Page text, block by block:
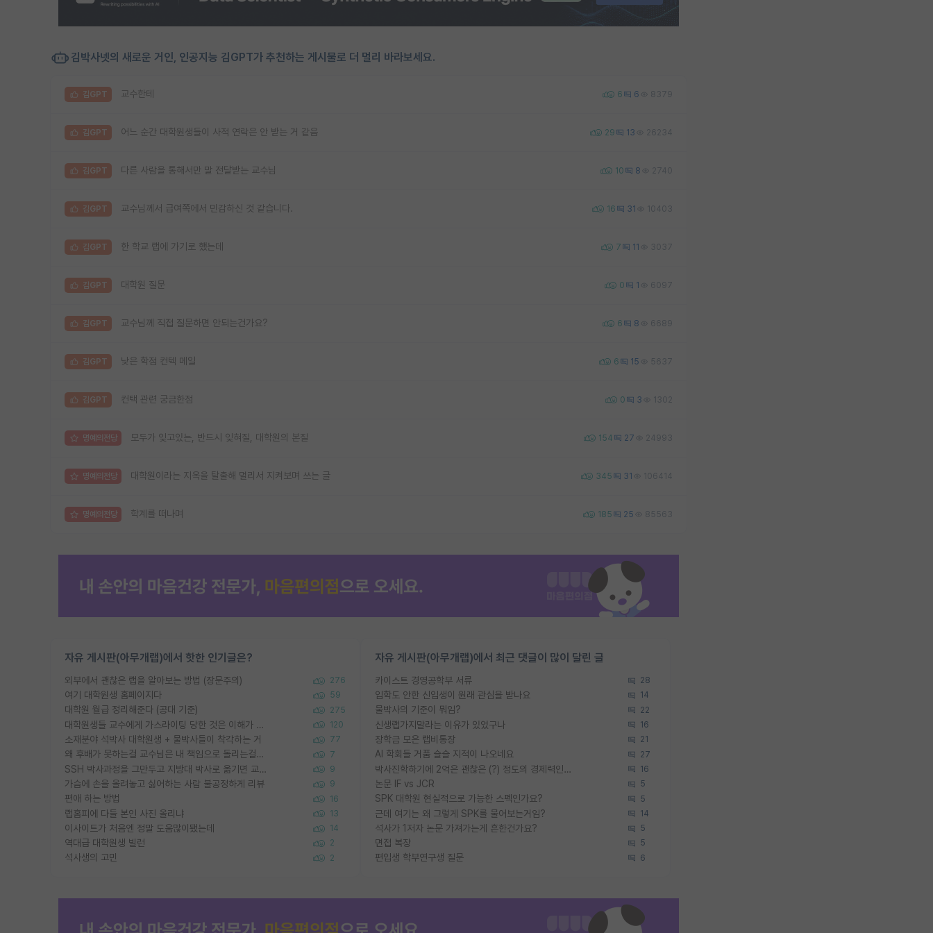
김박사넷의 새로운 거인, 인공지능 김GPT가 추천하는 게시물로 더 멀리 바라보세요.
김GPT 교수한테 6 6 8379
김GPT 어느 순간 대학원생들이 사적 연락은 안 받는 거 같음 29 13 26234
김GPT 다른 사람을 통해서만 말 전달받는 교수님 10 8 2740
김GPT 교수님께서 급여쪽에서 민감하신 것 같습니다. 16 31 10403
김GPT 한 학교 랩에 가기로 했는데 7 11 3037
김GPT 대학원 질문 0 1 6097
김GPT 교수님께 직접 질문하면 안되는건가요? 6 8 6689
김GPT 낮은 학점 컨텍 메일 6 15 5637
김GPT 컨택 관련 궁금한점 0 3 1302
명예의전당 모두가 잊고있는, 반드시 잊혀질, 대학원의 본질 154 27 24993
명예의전당 대학원이라는 지옥을 탈출해 멀리서 지켜보며 쓰는 글 345 31 106414
명예의전당 학계를 떠나며 185 25 85563
자유 게시판(아무개랩)에서 핫한 인기글은?
외부에서 괜찮은 랩을 알아보는 방법 (장문주의) 276
여기 대학원생 홈페이지다 59
대학원 월급 정리해준다 (공대 기준) 275
대학원생들 교수에게 가스라이팅 당한 것은 이해가 갑니다. 안타깝네요. 120
소재분야 석박사 대학원생 + 물박사들이 착각하는 거 77
왜 후배가 못하는걸 교수님은 내 책임으로 돌리는걸까요? 7
SSH 박사과정을 그만두고 지방대 박사로 옮기면 교수의 꿈은 끝일까요? 9
가슴에 손을 올려놓고 싫어하는 사람 불공정하게 리뷰 9
편애 하는 방법 16
랩홈피에 다들 본인 사진 올리냐 13
이사이트가 처음엔 정말 도움많이됐는데 14
역대급 대학원생 빌런 2
석사생의 고민 2
자유 게시판(아무개랩)에서 최근 댓글이 많이 달린 글
카이스트 경영공학부 서류 28
입학도 안한 신입생이 원래 관심을 받나요 14
물박사의 기준이 뭐임? 22
신생랩가지말라는 이유가 있었구나 16
장학금 모은 랩비통장 21
AI 학회들 거품 슬슬 지적이 나오네요 27
박사진학하기에 2억은 괜찮은 (?) 정도의 경제력인가요 16
논문 IF vs JCR 5
SPK 대학원 현실적으로 가능한 스펙인가요? 5
근데 여기는 왜 그렇게 SPK를 물어보는거임? 14
석사가 1저자 논문 가져가는게 흔한건가요? 5
면접 복장 5
편입생 학부연구생 질문 6